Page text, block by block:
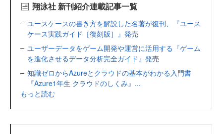
翔泳社 新刊紹介連載記事一覧
ユースケースの書き方を解説した名著が復刊、『ユース
ケース実践ガイド［復刻版］』発売
ユーザーデータをゲーム開発や運営に活用する『ゲーム
を進化させるデータ分析完全ガイド』発売
知識ゼロからAzureとクラウドの基本がわかる入門書
『Azure1年生 クラウドのしくみ』...
もっと読む